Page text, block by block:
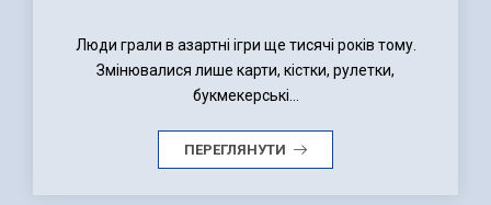
Люди грали в азартні ігри ще тисячі років тому.
Змінювалися лише карти, кістки, рулетки,
букмекерські...
ПЕРЕГЛЯНУТИ